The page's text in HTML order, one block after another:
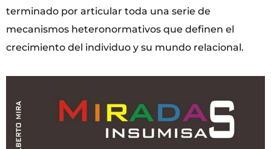
terminado por articular toda una serie de
mecanismos heteronormativos que definen el
crecimiento del individuo y su mundo relacional.